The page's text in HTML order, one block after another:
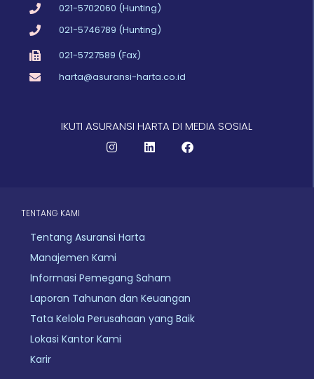
021-5702060 (Hunting)
021-5746789 (Hunting)
021-5727589 (Fax)
harta@asuransi-harta.co.id
IKUTI ASURANSI HARTA DI MEDIA SOSIAL
I
n
m
L
i
F
a
TENTANG KAMI
Tentang Asuransi Harta
Manajemen Kami
Informasi Pemegang Saham
Laporan Tahunan dan Keuangan
Tata Kelola Perusahaan yang Baik
Lokasi Kantor Kami
Karir